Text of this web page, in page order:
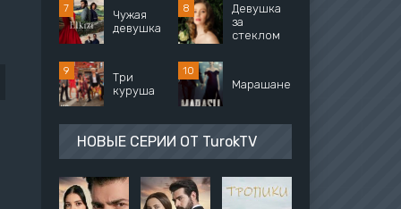
Чужая
девушка
Девушка
за
стеклом
Три
куруша
Марашанец
НОВЫЕ СЕРИИ ОТ TurokTV